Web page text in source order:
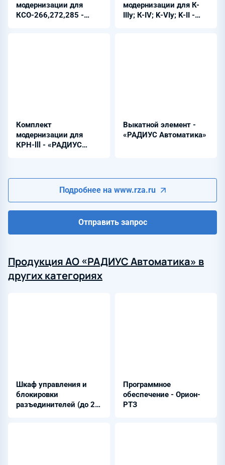
модернизации для
КСО-266,272,285 -
модернизации для К-
IIIy; К-IV; K-VIy; K-II -
Комплект
модернизации для
КРН-lll - «РАДИУС
Выкатной элемент -
«РАДИУС Автоматика»
Подробнее на www.rza.ru
Отправить запрос
Продукция АО «РАДИУС Автоматика» в
других категориях
Шкаф управления и
блокировки
разъединителей (до 20
Программное
обеспечение - Орион-
РТЗ